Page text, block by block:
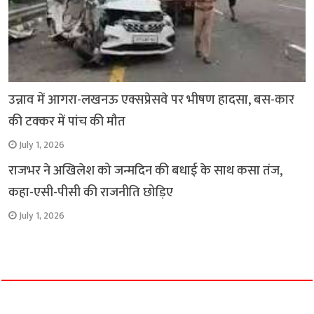
उन्नाव में आगरा-लखनऊ एक्सप्रेसवे पर भीषण हादसा, बस-कार
की टक्कर में पांच की मौत
July 1, 2026
राजभर ने अखिलेश को जन्मदिन की बधाई के साथ कसा तंज,
कहा-एसी-पीसी की राजनीति छोड़िए
July 1, 2026